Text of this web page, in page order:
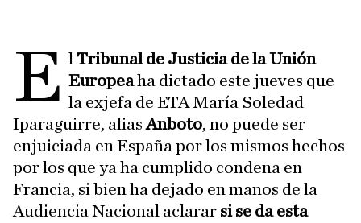
E l Tribunal de Justicia de la Unión
Europeaha dictado este jueves que
la exjefa de ETA María Soledad
Iparaguirre, aliasAnboto, no puede ser
enjuiciada en España por los mismos hechos
por los que ya ha cumplido condena en
Francia, si bien ha dejado en manos de la
Audiencia Nacional aclarar si se da esta